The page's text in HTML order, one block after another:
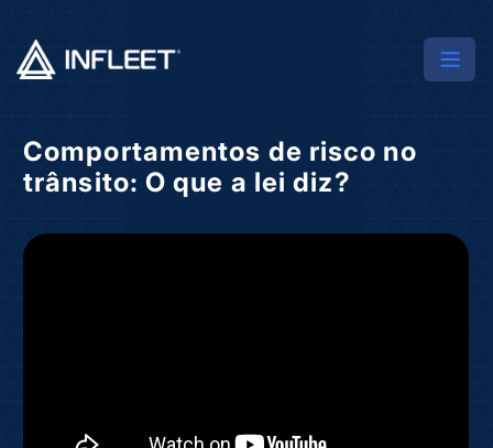
Comportamentos de risco no
trânsito: O que a lei diz?